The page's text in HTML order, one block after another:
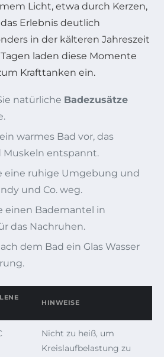
Licht, etwa durch Kerzen,
Erlebnis deutlich
in der kälteren Jahreszeit
laden diese Momente
Krafttanken ein.
natürliche Badezusätze
warmes Bad vor, das
Muskeln entspannt.
eine ruhige Umgebung und
und Co. weg.
einen Bademantel in
das Nachruhen.
dem Bad ein Glas Wasser
HINWEISE
Nicht zu heiß, um
Kreislaufbelastung zu